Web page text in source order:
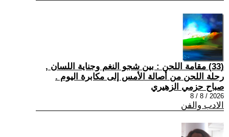
(33) مقامة اللحن : بين شجو النغم وجناية اللسان ,
رحلة اللحن من أصالة الأمس إلى مكابرة اليوم .
صباح حزمي الزهيري
2026 / 8 / 8
الادب والفن